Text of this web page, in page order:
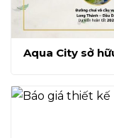
Aqua City sở